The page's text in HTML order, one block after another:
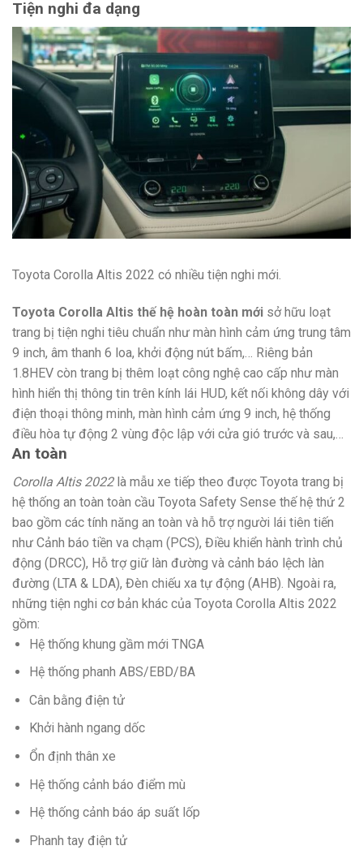
Tiện nghi đa dạng
Toyota Corolla Altis 2022 có nhiều tiện nghi mới.
Toyota Corolla Altis thế hệ hoàn toàn mới sở hữu loạt
trang bị tiện nghi tiêu chuẩn như màn hình cảm ứng trung tâm
9 inch, âm thanh 6 loa, khởi động nút bấm,… Riêng bản
1.8HEV còn trang bị thêm loạt công nghệ cao cấp như màn
hình hiển thị thông tin trên kính lái HUD, kết nối không dây với
điện thoại thông minh, màn hình cảm ứng 9 inch, hệ thống
điều hòa tự động 2 vùng độc lập với cửa gió trước và sau,…
An toàn
Corolla Altis 2022là mẫu xe tiếp theo được Toyota trang bị
hệ thống an toàn toàn cầu Toyota Safety Sense thế hệ thứ 2
bao gồm các tính năng an toàn và hỗ trợ người lái tiên tiến
như Cảnh báo tiền va chạm (PCS), Điều khiển hành trình chủ
động (DRCC), Hỗ trợ giữ làn đường và cảnh báo lệch làn
đường (LTA & LDA), Đèn chiếu xa tự động (AHB). Ngoài ra,
những tiện nghi cơ bản khác của Toyota Corolla Altis 2022
gồm:
Hệ thống khung gầm mới TNGA
Hệ thống phanh ABS/EBD/BA
Cân bằng điện tử
Khởi hành ngang dốc
Ổn định thân xe
Hệ thống cảnh báo điểm mù
Hệ thống cảnh báo áp suất lốp
Phanh tay điện tử